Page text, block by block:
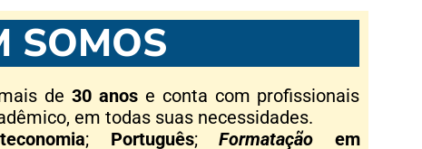
SOMOS
de30 anose conta com profissionais
em todas suas necessidades.
; Português;Formatação em